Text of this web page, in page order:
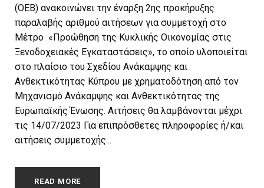
(ΟΕΒ) ανακοινώνει την έναρξη 2ης προκήρυξης
παραλαβής αριθμού αιτήσεων για συμμετοχή στο
Μέτρο «Προώθηση της Κυκλικής Οικονομίας στις
Ξενοδοχειακές Εγκαταστάσεις», το οποίο υλοποιείται
στο πλαίσιο του Σχεδίου Ανάκαμψης και
Ανθεκτικότητας Κύπρου με χρηματοδότηση από τον
Μηχανισμό Ανάκαμψης και Ανθεκτικότητας της
Ευρωπαϊκής Ένωσης. Αιτήσεις θα λαμβάνονται μέχρι
τις 14/07/2023 Για επιπρόσθετες πληροφορίες ή/και
αιτήσεις συμμετοχής...
READ MORE